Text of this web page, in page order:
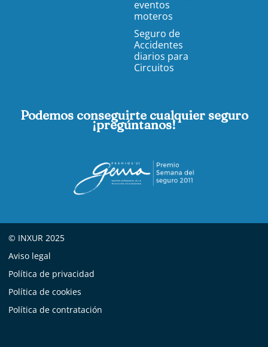
eventos
moteros
Seguro de
Accidentes
diarios para
Circuitos
Podemos conseguirte cualquier seguro
¡pregúntanos!
© INXUR 2025
Aviso legal
Política de privacidad
Política de cookies
Política de contratación